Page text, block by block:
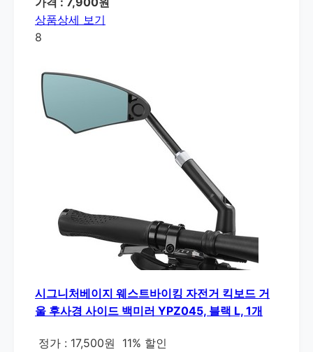
상품상세 보기
8
시그니처베이지 웨스트바이킹 자전거 킥보드 거
울 후사경 사이드 백미러 YPZ045, 블랙 L, 1개
정가 : 17,500원
11% 할인